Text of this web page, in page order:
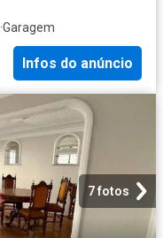
·Garagem
Infos do anúncio
7 fotos